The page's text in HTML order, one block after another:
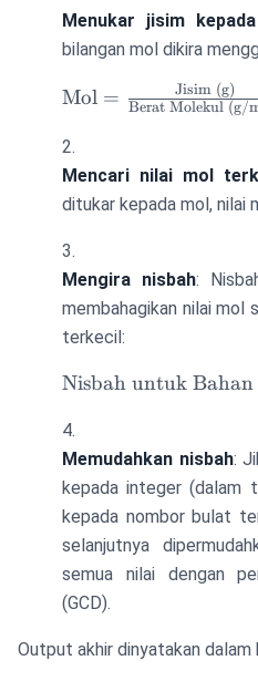
Menukar jisim
bilangan mol dikira
\text{Mol} =
\frac{\text{Jisim
(g)}}
{\text{Berat
Molekul
(g/mol)}}
Mol = Berat Molekul (g/
Jisim (g)
Mencari nilai mol
ditukar kepada mol, nilai
Mengira nisbah:
membahagikan nilai mol
terkecil:
\text{Nisbah
A} =
\frac{\text{Mol
Bahan A}}
{\text{Nilai
Mol Terkecil}}
Nisbah untuk
Memudahkan nisbah:
kepada integer (dalam
kepada nombor bulat
selanjutnya
semua nilai dengan
(GCD).
Output akhir dinyatakan dalam